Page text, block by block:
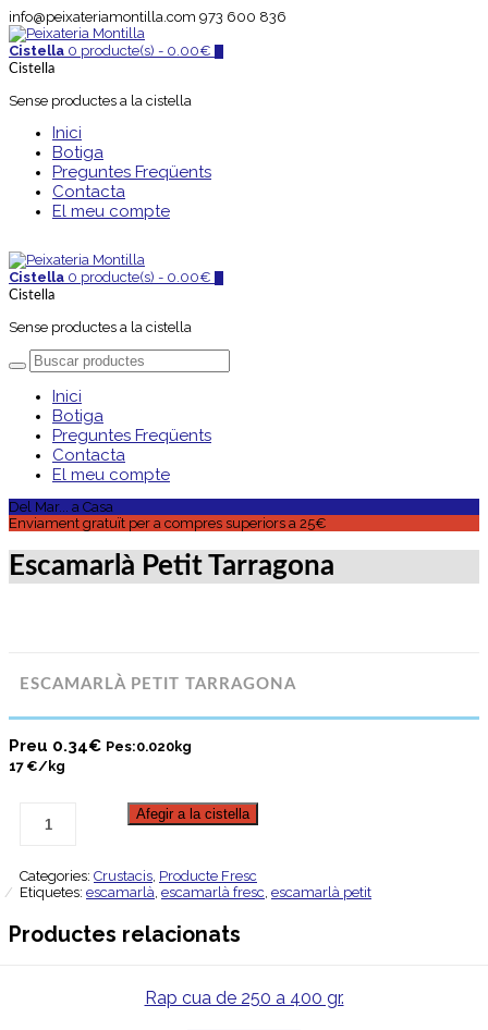
info@peixateriamontilla.com 973 600 836
Cistella 0 producte(s) - 0.00€
Cistella
Sense productes a la cistella
Inici
Botiga
Preguntes Freqüents
Contacta
El meu compte
Cistella 0 producte(s) - 0.00€
Cistella
Sense productes a la cistella
Inici
Botiga
Preguntes Freqüents
Contacta
El meu compte
Del Mar... a Casa
Enviament gratuït per a compres superiors a 25€
Escamarlà Petit Tarragona
ESCAMARLÀ PETIT TARRAGONA
Preu 0.34€ Pes:0.020kg
17 €/kg
Afegir a la cistella
Categories: Crustacis, Producte Fresc
Etiquetes: escamarlà, escamarlà fresc, escamarlà petit
Productes relacionats
Rap cua de 250 a 400 gr.